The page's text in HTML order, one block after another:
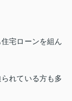
宅ローンを組ん
れている方も多